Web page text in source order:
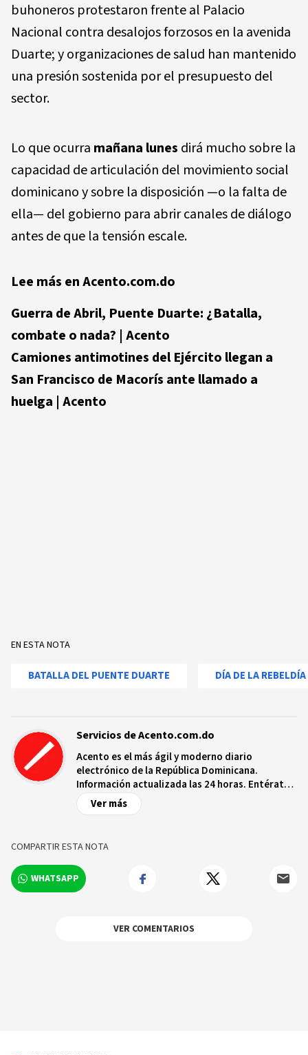
buhoneros protestaron frente al Palacio
Nacional contra desalojos forzosos en la avenida
Duarte; y organizaciones de salud han mantenido
una presión sostenida por el presupuesto del
sector.
Lo que ocurra mañana lunes dirá mucho sobre la
capacidad de articulación del movimiento social
dominicano y sobre la disposición —o la falta de
ella— del gobierno para abrir canales de diálogo
antes de que la tensión escale.
Lee más en Acento.com.do
Guerra de Abril, Puente Duarte: ¿Batalla,
combate o nada? | Acento
Camiones antimotines del Ejército llegan a
San Francisco de Macorís ante llamado a
huelga | Acento
EN ESTA NOTA
BATALLA DEL PUENTE DUARTE DÍA DE LA REBELDÍA
Servicios de Acento.com.do
Acento es el más ágil y moderno diario
electrónico de la República Dominicana.
Información actualizada las 24 horas. Entérate
de las noticias y sucesos más importantes a
nivel nacional e internacional, videos y fotos
relevantes en tiempo real.
Ver más
COMPARTIR ESTA NOTA
WHATSAPP
VER COMENTARIOS